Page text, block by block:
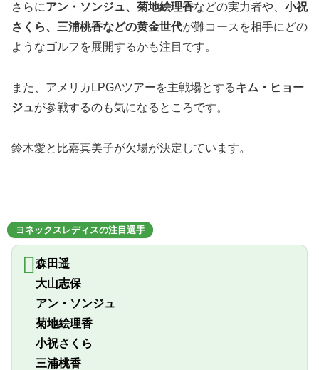
さらにアン・ソンジュ、菊地絵理香などの実力者や、 小祝
さくら、三浦桃香などの黄金世代が難コースを相手にどの
ようなゴルフを展開するかも注目です。
また、アメリカLPGAツアーを主戦場とするキム・ヒョー
ジュが参戦するのも気になるところです。
鈴木愛と比嘉真美子が欠場が決定しています。
ヨネックスレディスの注目選手
森田遥
大山志保
アン・ソンジュ
菊地絵理香
小祝さくら
三浦桃香